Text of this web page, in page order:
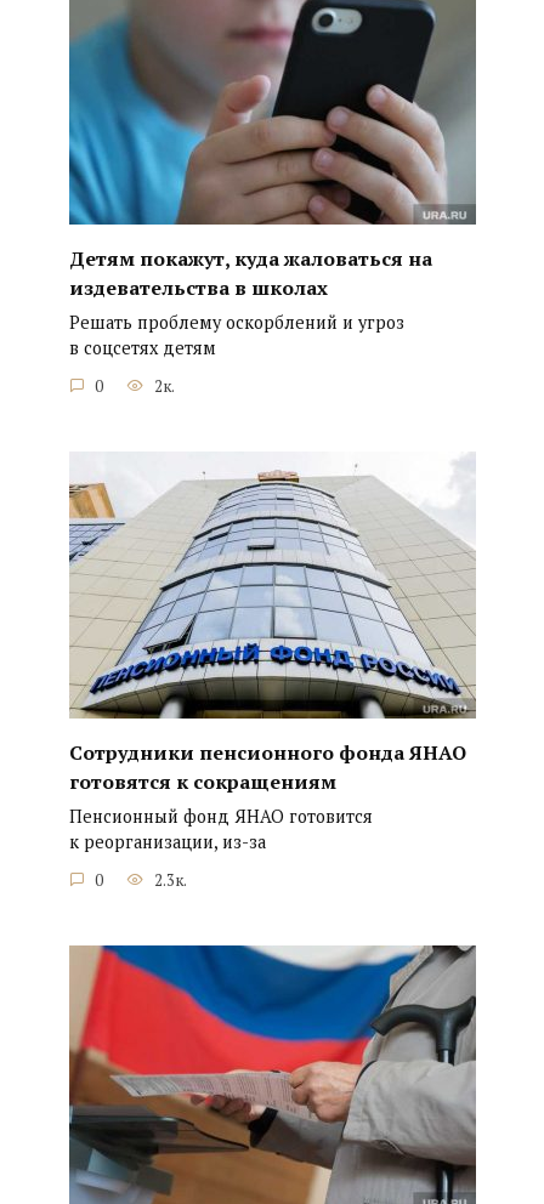
Детям покажут, куда жаловаться на
издевательства в школах
Решать проблему оскорблений и угроз
в соцсетях детям
0 2к.
Сотрудники пенсионного фонда ЯНАО
готовятся к сокращениям
Пенсионный фонд ЯНАО готовится
к реорганизации, из-за
0 2.3к.